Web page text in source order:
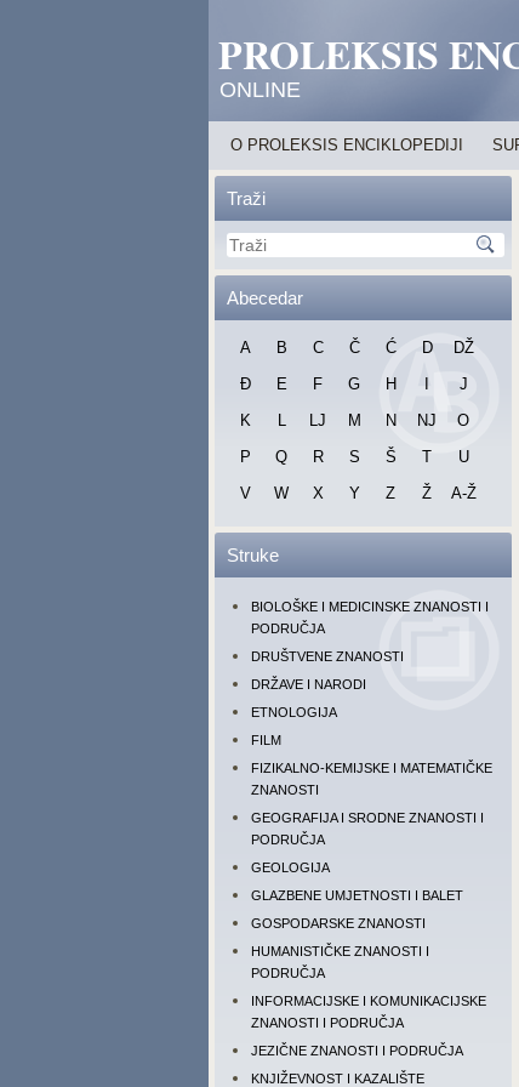
PROLEKSIS
ONLINE
O PROLEKSIS ENCIKLOPEDIJI
Traži
Abecedar
A B C Č Ć D
DŽ
Đ
E F G H
J
K
L LJ M N NJ
O
P
Q R S Š T
U
V
W X Y Z Ž A-Ž
Struke
BIOLOŠKE I MEDICINSKE ZNANOSTI I
PODRUČJA
DRUŠTVENE ZNANOSTI
DRŽAVE I NARODI
ETNOLOGIJA
FILM
FIZIKALNO-KEMIJSKE I MATEMATIČKE
ZNANOSTI
GEOGRAFIJA I SRODNE ZNANOSTI I
PODRUČJA
GEOLOGIJA
GLAZBENE UMJETNOSTI I BALET
GOSPODARSKE ZNANOSTI
HUMANISTIČKE ZNANOSTI I
PODRUČJA
INFORMACIJSKE I KOMUNIKACIJSKE
ZNANOSTI I PODRUČJA
JEZIČNE ZNANOSTI I PODRUČJA
KNJIŽEVNOST I KAZALIŠTE